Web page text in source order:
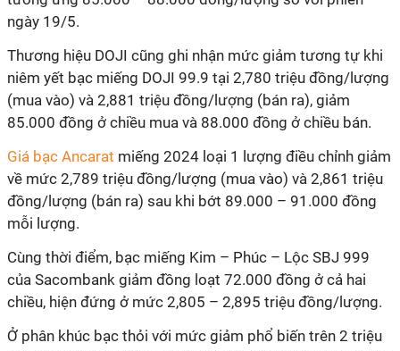
ngày 19/5.
Thương hiệu DOJI cũng ghi nhận mức giảm tương tự khi
niêm yết bạc miếng DOJI 99.9 tại 2,780 triệu đồng/lượng
(mua vào) và 2,881 triệu đồng/lượng (bán ra), giảm
85.000 đồng ở chiều mua và 88.000 đồng ở chiều bán.
Giá bạc Ancarat miếng 2024 loại 1 lượng điều chỉnh giảm
về mức 2,789 triệu đồng/lượng (mua vào) và 2,861 triệu
đồng/lượng (bán ra) sau khi bớt 89.000 – 91.000 đồng
mỗi lượng.
Cùng thời điểm, bạc miếng Kim – Phúc – Lộc SBJ 999
của Sacombank giảm đồng loạt 72.000 đồng ở cả hai
chiều, hiện đứng ở mức 2,805 – 2,895 triệu đồng/lượng.
Ở phân khúc bạc thỏi với mức giảm phổ biến trên 2 triệu